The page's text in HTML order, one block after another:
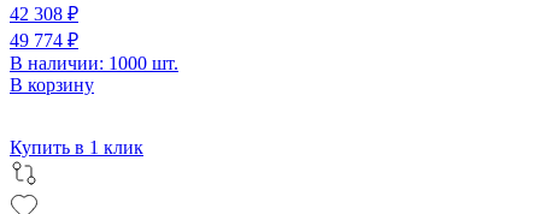
42 308 ₽
49 774 ₽
В наличии: 1000 шт.
В корзину
Купить в 1 клик